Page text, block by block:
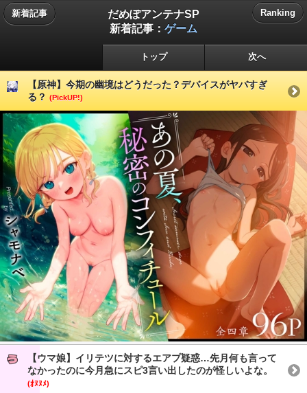
新着記事
だめぽアンテナSP
新着記事： ゲーム
Ranking
トップ 次へ
【原神】今期の幽境はどうだった？デバイスがヤバすぎ
る？ (PickUP!)
【ウマ娘】イリテツに対するエアプ疑惑…先月何も言って
なかったのに今月急にスピ3言い出したのが怪しいよな。
(ｵﾇﾇﾒ)